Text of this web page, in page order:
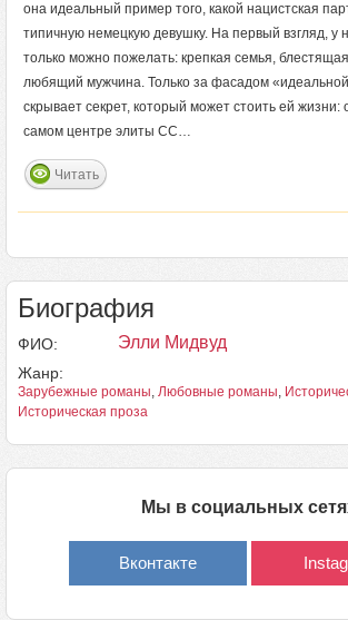
она идеальный пример того, какой нацистская
типичную немецкую девушку. На первый взгляд, у
только можно пожелать: крепкая семья,
любящий мужчина. Только за фасадом
скрывает секрет, который может стоить ей
самом центре элиты СС…
Читать
Биография
ФИО: Элли Мидвуд
Жанр:
Зарубежные романы, Любовные романы,
Историческая проза
Мы в социальных
Вконтакте